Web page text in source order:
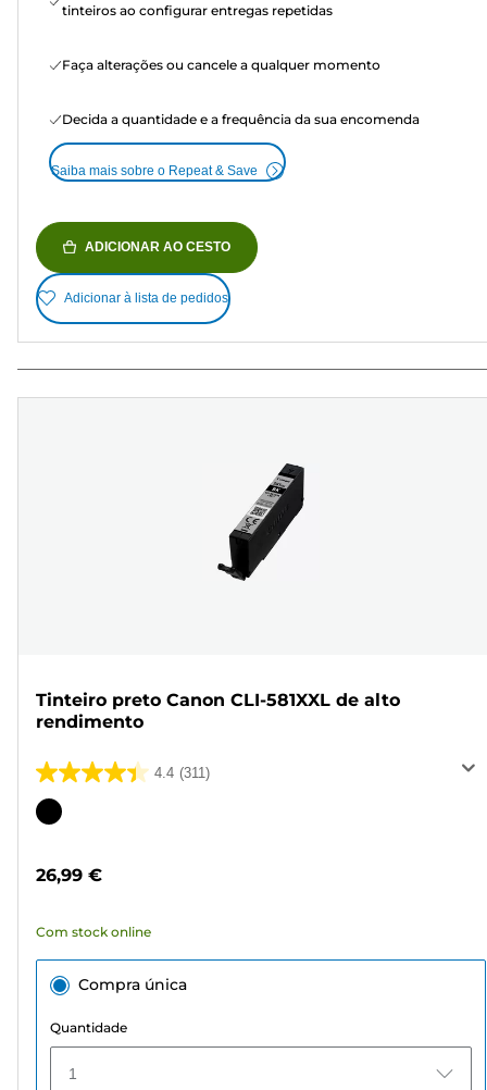
tinteiros ao configurar entregas repetidas
Faça alterações ou cancele a qualquer momento
Decida a quantidade e a frequência da sua encomenda
Saiba mais sobre o Repeat & Save
ADICIONAR AO CESTO
Adicionar à lista de pedidos
Tinteiro preto Canon CLI-581XXL de alto
rendimento
4.4 (311)
4.4
em
311
Cartucho
26,99 €
Com stock online
Compra única
Quantidade
1